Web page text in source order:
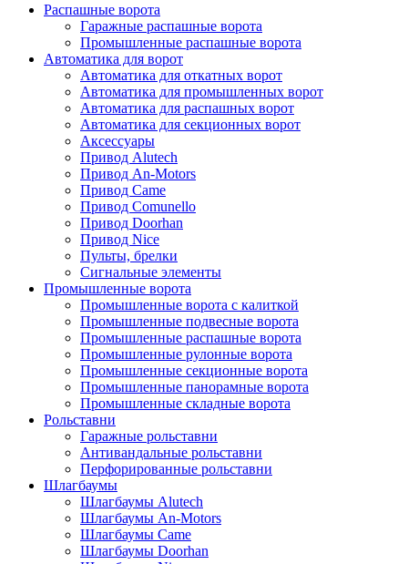
Распашные ворота
Гаражные распашные ворота
Промышленные распашные ворота
Автоматика для ворот
Автоматика для откатных ворот
Автоматика для промышленных ворот
Автоматика для распашных ворот
Автоматика для секционных ворот
Аксессуары
Привод Alutech
Привод An-Motors
Привод Came
Привод Comunello
Привод Doorhan
Привод Nice
Пульты, брелки
Сигнальные элементы
Промышленные ворота
Промышленные ворота с калиткой
Промышленные подвесные ворота
Промышленные распашные ворота
Промышленные рулонные ворота
Промышленные секционные ворота
Промышленные панорамные ворота
Промышленные складные ворота
Рольставни
Гаражные рольставни
Антивандальные рольставни
Перфорированные рольставни
Шлагбаумы
Шлагбаумы Alutech
Шлагбаумы An-Motors
Шлагбаумы Came
Шлагбаумы Doorhan